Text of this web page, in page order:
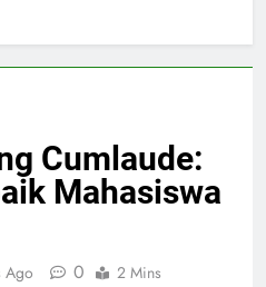
Cumlaude:
Mahasiswa
Ago 0 2 Mins